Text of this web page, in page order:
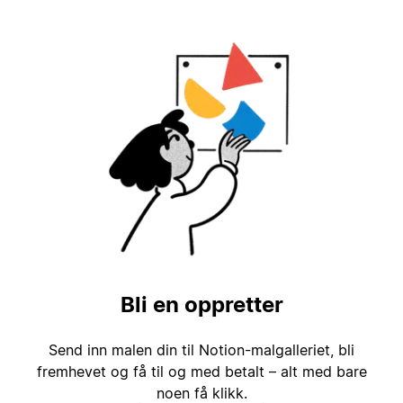
Bli en oppretter
Send inn malen din til Notion-malgalleriet, bli
fremhevet og få til og med betalt – alt med bare
noen få klikk.